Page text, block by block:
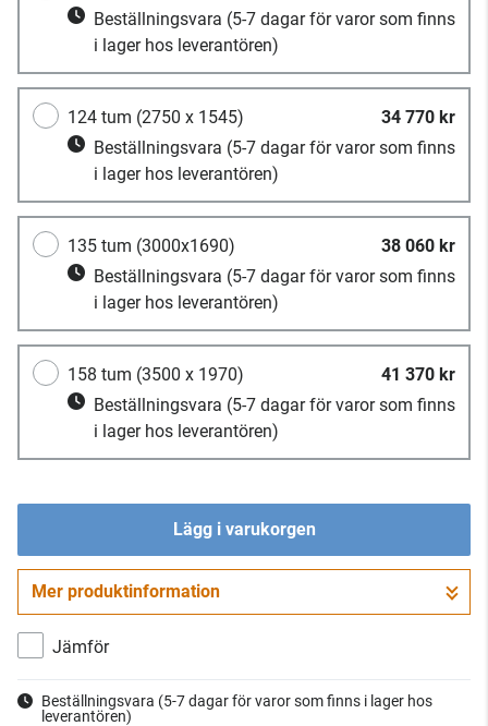
Beställningsvara (5-7 dagar för varor som finns
i lager hos leverantören)
124 tum (2750 x 1545)
34 770 kr
Beställningsvara (5-7 dagar för varor som finns
i lager hos leverantören)
135 tum (3000x1690)
38 060 kr
Beställningsvara (5-7 dagar för varor som finns
i lager hos leverantören)
158 tum (3500 x 1970)
41 370 kr
Beställningsvara (5-7 dagar för varor som finns
i lager hos leverantören)
Lägg i varukorgen
Gå till kassan
Mer produktinformation
Jämför
Beställningsvara (5-7 dagar för varor som finns i lager hos
leverantören)